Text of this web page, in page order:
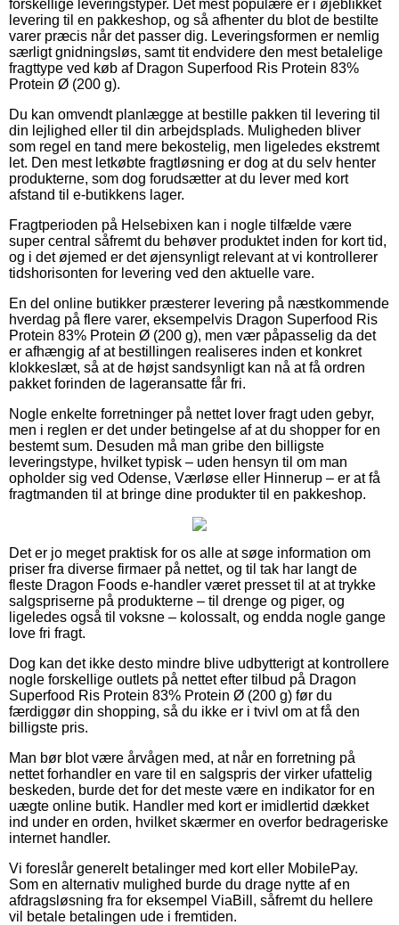
forskellige leveringstyper. Det mest populære er i øjeblikket
levering til en pakkeshop, og så afhenter du blot de bestilte
varer præcis når det passer dig. Leveringsformen er nemlig
særligt gnidningsløs, samt tit endvidere den mest betalelige
fragttype ved køb af Dragon Superfood Ris Protein 83%
Protein Ø (200 g).
Du kan omvendt planlægge at bestille pakken til levering til
din lejlighed eller til din arbejdsplads. Muligheden bliver
som regel en tand mere bekostelig, men ligeledes ekstremt
let. Den mest letkøbte fragtløsning er dog at du selv henter
produkterne, som dog forudsætter at du lever med kort
afstand til e-butikkens lager.
Fragtperioden på Helsebixen kan i nogle tilfælde være
super central såfremt du behøver produktet inden for kort tid,
og i det øjemed er det øjensynligt relevant at vi kontrollerer
tidshorisonten for levering ved den aktuelle vare.
En del online butikker præsterer levering på næstkommende
hverdag på flere varer, eksempelvis Dragon Superfood Ris
Protein 83% Protein Ø (200 g), men vær påpasselig da det
er afhængig af at bestillingen realiseres inden et konkret
klokkeslæt, så at de højst sandsynligt kan nå at få ordren
pakket forinden de lageransatte får fri.
Nogle enkelte forretninger på nettet lover fragt uden gebyr,
men i reglen er det under betingelse af at du shopper for en
bestemt sum. Desuden må man gribe den billigste
leveringstype, hvilket typisk – uden hensyn til om man
opholder sig ved Odense, Værløse eller Hinnerup – er at få
fragtmanden til at bringe dine produkter til en pakkeshop.
Det er jo meget praktisk for os alle at søge information om
priser fra diverse firmaer på nettet, og til tak har langt de
fleste Dragon Foods e-handler været presset til at at trykke
salgspriserne på produkterne – til drenge og piger, og
ligeledes også til voksne – kolossalt, og endda nogle gange
love fri fragt.
Dog kan det ikke desto mindre blive udbytterigt at kontrollere
nogle forskellige outlets på nettet efter tilbud på Dragon
Superfood Ris Protein 83% Protein Ø (200 g) før du
færdiggør din shopping, så du ikke er i tvivl om at få den
billigste pris.
Man bør blot være årvågen med, at når en forretning på
nettet forhandler en vare til en salgspris der virker ufattelig
beskeden, burde det for det meste være en indikator for en
uægte online butik. Handler med kort er imidlertid dækket
ind under en orden, hvilket skærmer en overfor bedrageriske
internet handler.
Vi foreslår generelt betalinger med kort eller MobilePay.
Som en alternativ mulighed burde du drage nytte af en
afdragsløsning fra for eksempel ViaBill, såfremt du hellere
vil betale betalingen ude i fremtiden.